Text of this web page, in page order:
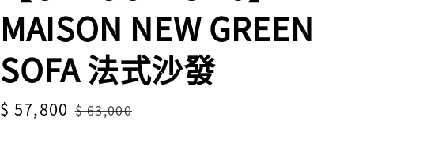
MAISON NEW GREEN
SOFA 法式沙發
Sale
$ 57,800 Regular
$ 63,000